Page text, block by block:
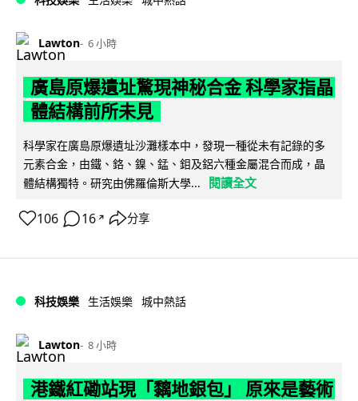
Lawton 6 小時
廣島原爆遺址驚現神秘合金 科學家指晶
體結構前所未見
科學家在廣島原爆遺址沙灘樣本中，發現一種從未有記錄的多
元素合金，由鐵、鉻、鎳、錳、鉬及鋁六種金屬混合而成，晶
體結構獨特。研究由佛羅倫斯大學...
閱讀全文
106 16 ↗ 分享
科技娛樂 生活娛樂 城中熱話
Lawton 8 小時
港鐵紅磡站現「黐地銀包」 原來是藝術